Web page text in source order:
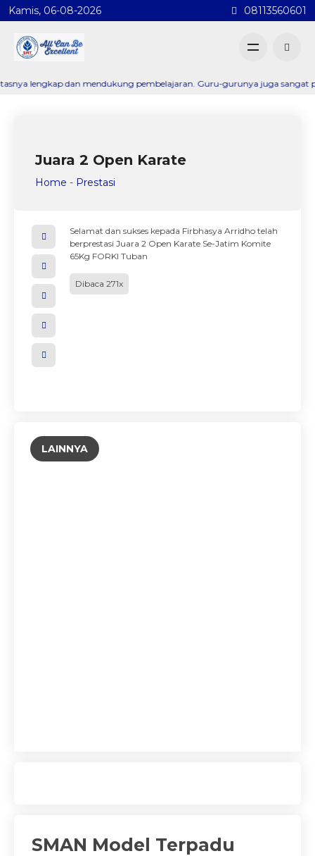
Kamis, 06-08-2026 08113560601
dan mendukung pembelajaran. Guru-gurunya juga sangat
Juara 2 Open Karate
Home - Prestasi
Selamat dan sukses kepada Firbhasya Arridho telah
berprestasi Juara 2 Open Karate Se-Jatim Komite
65Kg FORKI Tuban
Dibaca 271x
LAINNYA
SMAN Model Terpadu